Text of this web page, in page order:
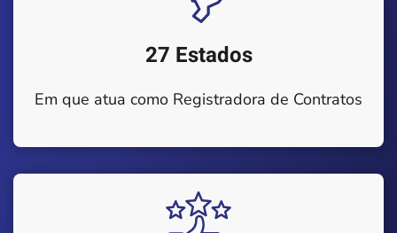
27 Estados
Em que atua como Registradora de Contratos